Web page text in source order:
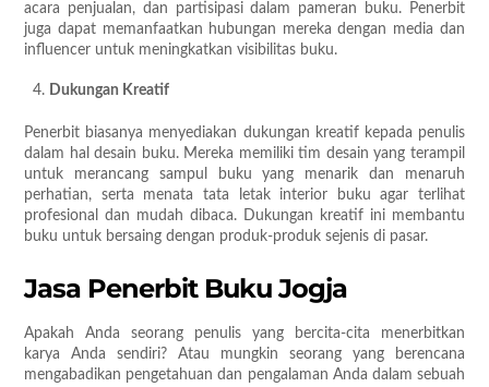
acara penjualan, dan partisipasi dalam pameran buku. Penerbit
juga dapat memanfaatkan hubungan mereka dengan media dan
influencer untuk meningkatkan visibilitas buku.
Dukungan Kreatif
Penerbit biasanya menyediakan dukungan kreatif kepada penulis
dalam hal desain buku. Mereka memiliki tim desain yang terampil
untuk merancang sampul buku yang menarik dan menaruh
perhatian, serta menata tata letak interior buku agar terlihat
profesional dan mudah dibaca. Dukungan kreatif ini membantu
buku untuk bersaing dengan produk-produk sejenis di pasar.
Jasa Penerbit Buku Jogja
Apakah Anda seorang penulis yang bercita-cita menerbitkan
karya Anda sendiri? Atau mungkin seorang yang berencana
mengabadikan pengetahuan dan pengalaman Anda dalam sebuah